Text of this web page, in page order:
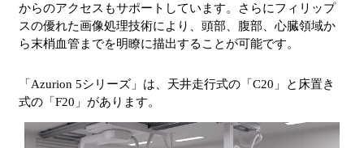
からのアクセスもサポートしています。さらにフィリップ
スの優れた画像処理技術により、頭部、腹部、心臓領域か
ら末梢血管までを明瞭に描出することが可能です。
「Azurion 5シリーズ」は、天井走行式の「C20」と床置き
式の「F20」があります。